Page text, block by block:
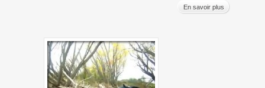
En savoir plus